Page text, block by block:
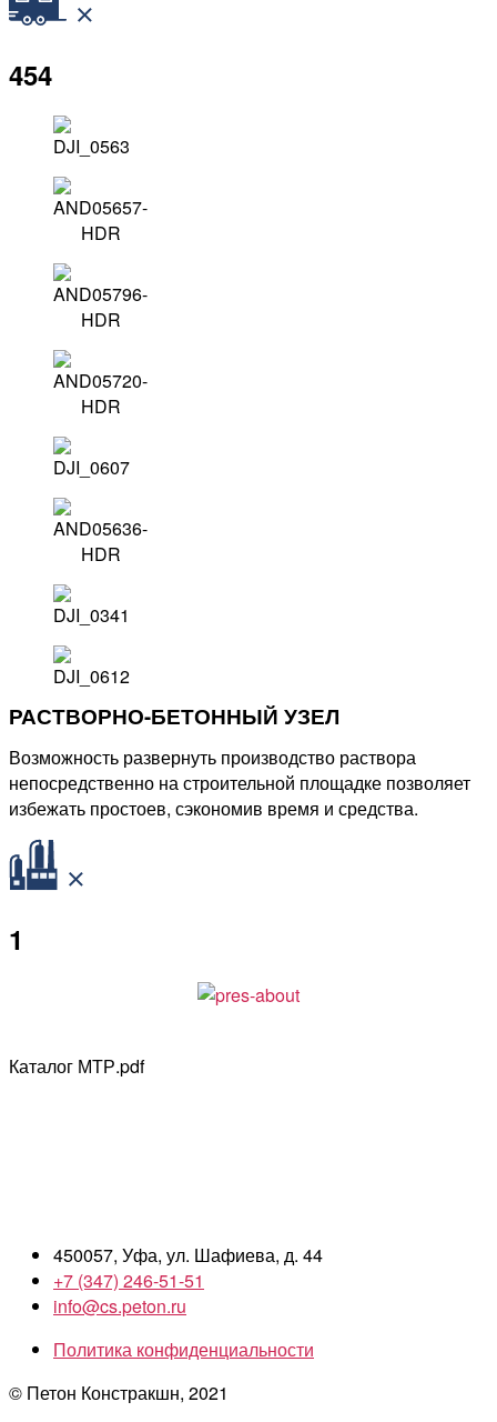
454
РАСТВОРНО-БЕТОННЫЙ УЗЕЛ
Возможность развернуть производство раствора
непосредственно на строительной площадке позволяет
избежать простоев, сэкономив время и средства.
1
Каталог МТР.pdf
450057, Уфа, ул. Шафиева, д. 44
+7 (347) 246-51-51
info@cs.peton.ru
Политика конфиденциальности
© Петон Констракшн, 2021